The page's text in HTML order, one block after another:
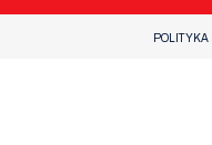
POLITYKA